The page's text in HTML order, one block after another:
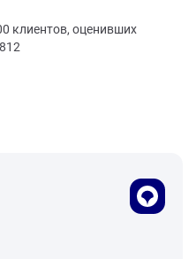
клиентов, оценивших